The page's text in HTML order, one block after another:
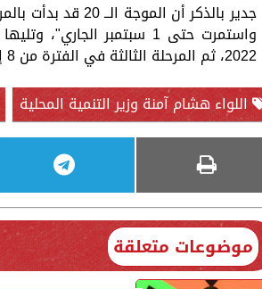
2022، ثم المرحلة الثالثة في الفترة من 8 إلى 27 أكتوبر القادم .
اللواء هشام آمنة وزير التنمية المحلية
موضوعات متعلقة